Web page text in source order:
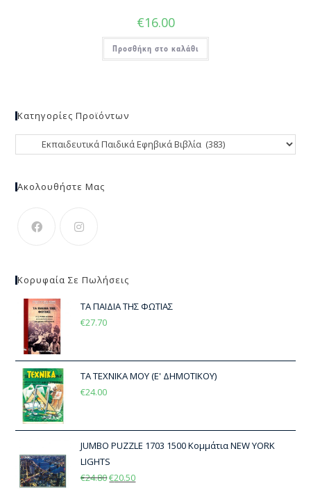
€16.00
Προσθήκη στο καλάθι
Κατηγορίες Προϊόντων
Ακολουθήστε Μας
Κορυφαία Σε Πωλήσεις
ΤΑ ΠΑΙΔΙΑ ΤΗΣ ΦΩΤΙΑΣ
€27.70
ΤΑ ΤΕΧΝΙΚΑ ΜΟΥ (Ε' ΔΗΜΟΤΙΚΟΥ)
€24.00
JUMBO PUZZLE 1703 1500 Κομμάτια NEW YORK
LIGHTS
€24.80€20.50